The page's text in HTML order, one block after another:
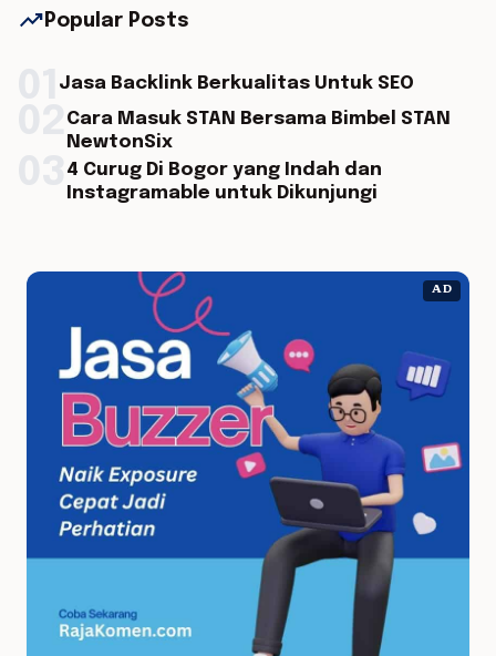
trending_up Popular Posts
Jasa Backlink Berkualitas Untuk SEO
Cara Masuk STAN Bersama Bimbel STAN
NewtonSix
4 Curug Di Bogor yang Indah dan
Instagramable untuk Dikunjungi
AD